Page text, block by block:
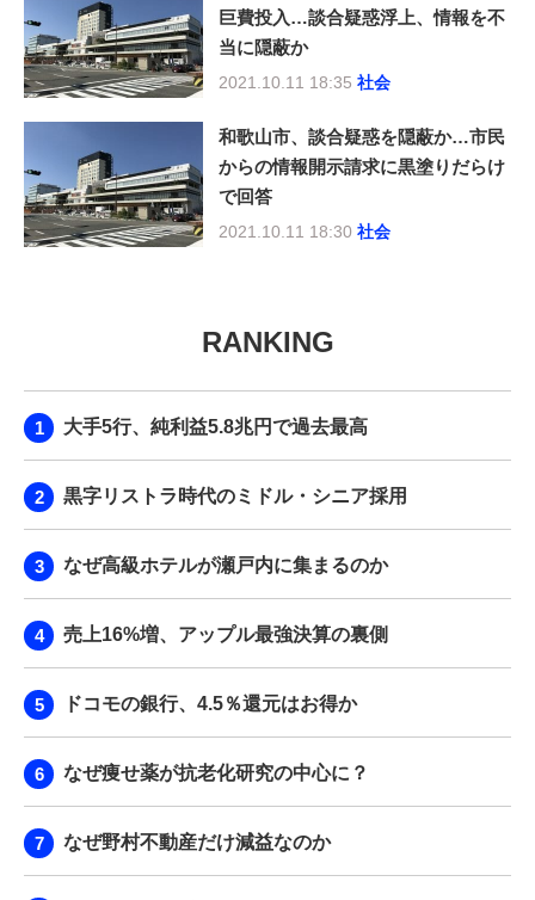
巨費投入…談合疑惑浮上、情報を不
当に隠蔽か
2021.10.11 18:35 社会
和歌山市、談合疑惑を隠蔽か…市民
からの情報開示請求に黒塗りだらけ
で回答
2021.10.11 18:30 社会
RANKING
大手5行、純利益5.8兆円で過去最高
黒字リストラ時代のミドル・シニア採用
なぜ高級ホテルが瀬戸内に集まるのか
売上16%増、アップル最強決算の裏側
ドコモの銀行、4.5％還元はお得か
なぜ痩せ薬が抗老化研究の中心に？
なぜ野村不動産だけ減益なのか